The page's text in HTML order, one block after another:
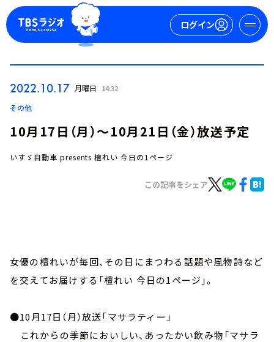
ログイン
TBS Podcast
お知らせ
YouTube
会社情報
2022.10.17 月曜日 14:32
その他
10月17日（月）～10月21日（金）放送予定
いすゞ自動車 presents 檀れい 今日の1ページ
この記事をシェア
女優の檀れいが毎回、その日にまつわる話題や風物詩など
を交えてお届けする「檀れい 今日の1ページ」。
●10月17日（月）放送「マサラティー」
これからの季節においしい、あったかい飲み物「マサラ